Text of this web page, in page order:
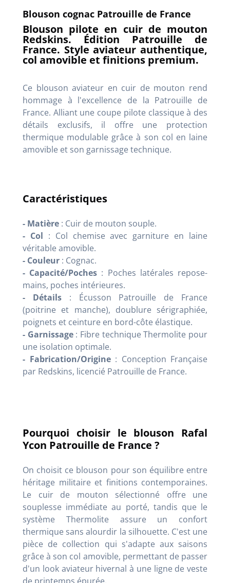
Blouson cognac Patrouille de France
Blouson pilote en cuir de mouton
Redskins. Édition Patrouille de
France. Style aviateur authentique,
col amovible et finitions premium.
Ce blouson aviateur en cuir de mouton rend
hommage à l'excellence de la Patrouille de
France. Alliant une coupe pilote classique à des
détails exclusifs, il offre une protection
thermique modulable grâce à son col en laine
amovible et son garnissage technique.
Caractéristiques
- Matière : Cuir de mouton souple.
- Col : Col chemise avec garniture en laine
véritable amovible.
- Couleur : Cognac.
- Capacité/Poches : Poches latérales repose-
mains, poches intérieures.
- Détails: Écusson Patrouille de France
(poitrine et manche), doublure sérigraphiée,
poignets et ceinture en bord-côte élastique.
- Garnissage: Fibre technique Thermolite pour
une isolation optimale.
- Fabrication/Origine: Conception Française
par Redskins, licencié Patrouille de France.
Pourquoi choisir le blouson Rafal
Ycon Patrouille de France ?
On choisit ce blouson pour son équilibre entre
héritage militaire et finitions contemporaines.
Le cuir de mouton sélectionné offre une
souplesse immédiate au porté, tandis que le
système Thermolite assure un confort
thermique sans alourdir la silhouette. C'est une
pièce de collection qui s'adapte aux saisons
grâce à son col amovible, permettant de passer
d'un look aviateur hivernal à une ligne de veste